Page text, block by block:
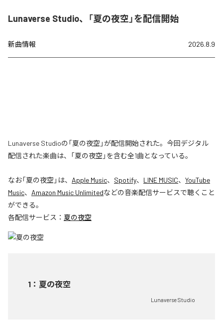
Lunaverse Studio、「夏の夜空」を配信開始
新曲情報 2026.8.9
Lunaverse Studioの「夏の夜空」が配信開始された。今回デジタル
配信された楽曲は、「夏の夜空」を含む全1曲となっている。
なお「夏の夜空 」は、 Apple Music、 Spotify、 LINE MUSIC、 YouTube
Music、 Amazon Music Unlimitedなどの音楽配信サービスで聴くこと
ができる。
各配信サービス： 夏の夜空
1 ： 夏の夜空
Lunaverse Studio